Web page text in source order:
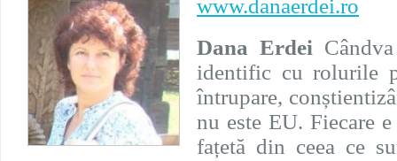
www.danaerdei.ro
Dana Erdei
identific cu rolurile
întrupare,
nu este EU. Fiecare
fațetă din ceea ce